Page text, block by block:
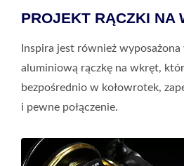
PROJEKT RĄCZKI NA
Inspira jest również
aluminiową rączkę na wkręt,
bezpośrednio w kołowrotek,
i pewne połączenie.